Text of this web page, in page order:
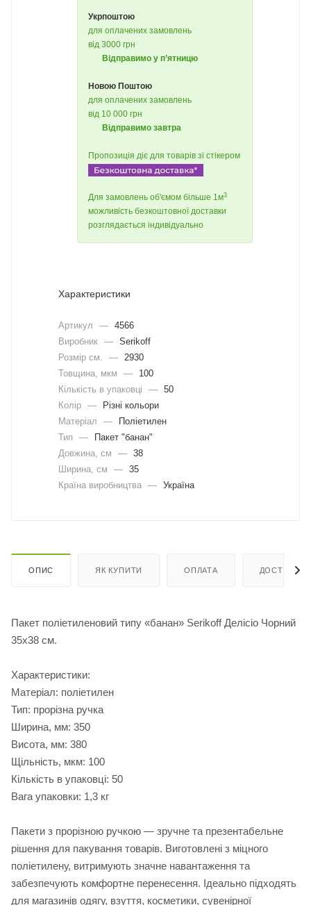
Укрпоштою
для оплачених замовлень
від 3000 грн
Відправимо у п’ятницю
Новою Поштою
для оплачених замовлень
від 10 000 грн
Відправимо завтра
Пропозиція діє для товарів зі стікером
Для замовлень об'ємом більше 1м3
можливість безкоштовної доставки
розглядається індивідуально
Характеристики
Артикул — 4566
Виробник — Serikoff
Розмір см.
—
2930
Товщина, мкм
—
100
Кількість в упаковці
— 50
Колір —
Різні кольори
Матеріал
—
Поліетилен
Тип
—
Пакет "банан"
Довжина, cм
— 38
Ширина, cм
— 35
Країна виробництва — Україна
ОПИС ЯК КУПИТИ ОПЛАТА ДОСТАВКА
Пакет поліетиленовий типу «банан» Serikoff Делісіо Чорний
35х38 см.
Характеристики:
Матеріал: поліетилен
Тип: прорізна ручка
Ширина, мм: 350
Висота, мм: 380
Щільність, мкм: 100
Кількість в упаковці: 50
Вага упаковки: 1,3 кг
Пакети з прорізною ручкою — зручне та презентабельне
рішення для пакування товарів. Виготовлені з міцного
поліетилену, витримують значне навантаження та
забезпечують комфортне перенесення. Ідеально підходять
для магазинів одягу, взуття, косметики, сувенірної